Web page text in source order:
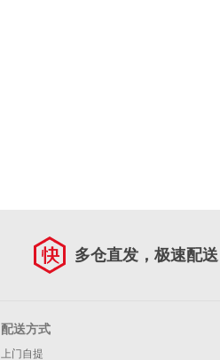
多仓直发，极速配送
配送方式
上门自提